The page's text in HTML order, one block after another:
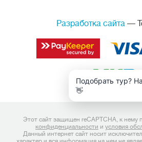
Разработка сайта—
Этот сайт защищен reCAPTCHA, к нему
конфиденциальности и условия
Данный интернет сайт носит
Подобрать тур?
👋